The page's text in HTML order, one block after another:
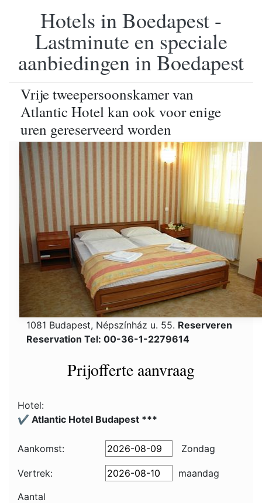
Hotels in Boedapest -
Lastminute en speciale
aanbiedingen in Boedapest
Vrije tweepersoonskamer van
Atlantic Hotel kan ook voor enige
uren gereserveerd worden
1081 Budapest, Népszínház u. 55. Reserveren
Reservation Tel: 00-36-1-2279614
Prijofferte aanvraag
Hotel:
✔️ Atlantic Hotel Budapest ***
Aankomst: Zondag
Vertrek:
maandag
Aantal